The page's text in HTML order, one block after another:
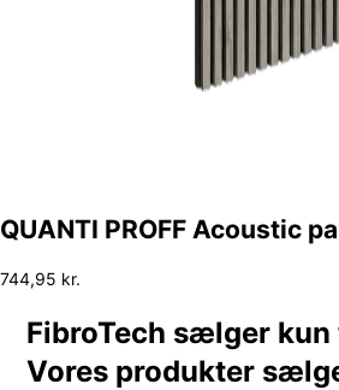
QUANTI PROFF Acoustic
744,95 kr.
FibroTech sælger kun
Vores produkter